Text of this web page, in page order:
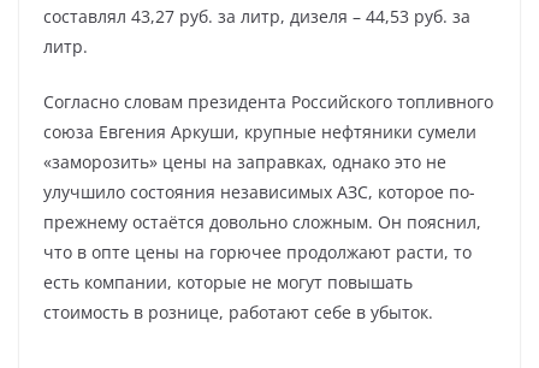
составлял 43,27 руб. за литр, дизеля – 44,53 руб. за
литр.
Согласно словам президента Российского топливного
союза Евгения Аркуши, крупные нефтяники сумели
«заморозить» цены на заправках, однако это не
улучшило состояния независимых АЗС, которое по-
прежнему остаётся довольно сложным. Он пояснил,
что в опте цены на горючее продолжают расти, то
есть компании, которые не могут повышать
стоимость в рознице, работают себе в убыток.